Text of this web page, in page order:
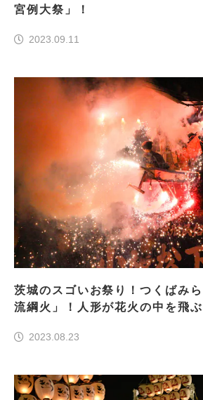
宮例大祭」！
2023.09.11
茨城のスゴいお祭り！つくばみ
流綱火」！人形が花火の中を飛ぶ
2023.08.23